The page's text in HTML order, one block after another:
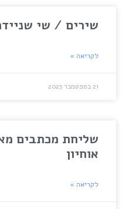
שירים / שי
לקריאה »
21 בספטמבר 2023
שליחת מכתבים
אוחיון
לקריאה »